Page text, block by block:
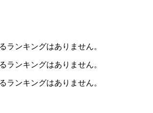
ランキングはありません。
ランキングはありません。
ランキングはありません。